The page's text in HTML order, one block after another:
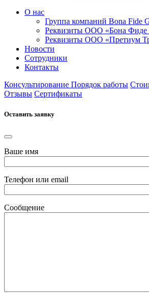
О нас
Группа компаний Bona Fide
Реквизиты ООО «Бона Фиде
Реквизиты ООО «Претиум
Новости
Сотрудники
Контакты
Консультирование Порядок работы
Отзывы Сертификаты
Оставить заявку
Ваше имя
Телефон или email
Сообщение